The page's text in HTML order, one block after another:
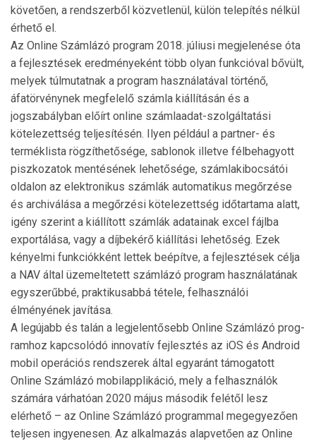
követően, a rendszerből közvetlenül, külön telepítés nélkül
érhető el.
Az Online Számlázó program 2018. júliusi meg­jelenése óta
a fejlesztések eredményeként több olyan funkcióval bővült,
melyek túlmutatnak a program használatával történő,
áfatörvénynek megfelelő szám­la kiállításán és a
jogszabályban előírt online számlaadat-szolgáltatási
kötelezettség teljesítésén. Ilyen például a partner- és
terméklista rögzíthe­tő­sé­ge, sablonok illetve félbehagyott
piszkozatok menté­sének lehetősége, számlakibocsátói
oldalon az elektronikus számlák automatikus megőrzése
és archiválása a megőrzési kötelezettség időtartama alatt,
igény sze­rint a kiállított számlák adatainak excel fájlba
exportálása, vagy a díjbekérő kiállítási lehetőség. Ezek
kényelmi funkciókként lettek beépítve, a fejlesztések célja
a NAV által üze­meltetett számlázó program használatának
egyszerűbbé, praktikusabbá tétele, felhasználói
élményének javítása.
A legújabb és talán a legjelentősebb Online Számlázó prog­
ramhoz kapcsolódó innovatív fejlesztés az iOS és And­roid
mobil operációs rendszerek által egyaránt támogatott
Online Számlázó mobilapplikáció, mely a felhasználók
számára várhatóan 2020 május második felétől lesz
elérhető – az Online Számlázó programmal megegyezően
telje­sen ingyenesen. Az alkalmazás alapvetően az Online